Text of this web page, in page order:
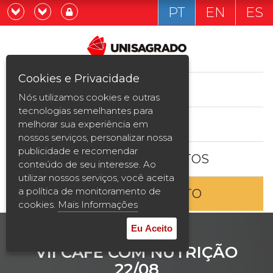
Graduação
Pós-graduação e MBA
Curta Duração
Vestibular
2ª Graduação
Transferência
Reingresso
Já sou estudande
Quero ser estudante
PT EN ES
ESTUDE AQUI
BOLSAS E DESCONTOS
ENTRE EM CONTATO
VII CAFÉ COM NUTRIÇÃO
Cookies e Privacidade
Nós utilizamos cookies e outras
tecnologias semelhantes para
melhorar sua experiência em
nossos serviços, personalizar nossa
publicidade e recomendar
conteúdo de seu interesse. Ao
utilizar nossos serviços, você aceita
a política de monitoramento de
cookies. Mais Informações
Eu Aceito